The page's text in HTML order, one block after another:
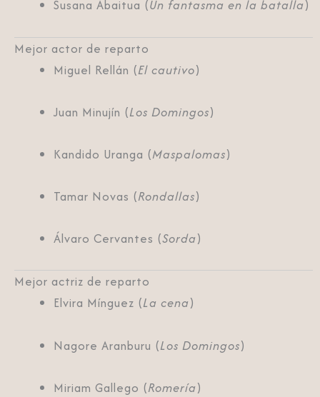
Susana Abaitua (Un fantasma en la batalla)
Mejor actor de reparto
Miguel Rellán (El cautivo)
Juan Minujín (Los Domingos)
Kandido Uranga (Maspalomas)
Tamar Novas (Rondallas)
Álvaro Cervantes (Sorda)
Mejor actriz de reparto
Elvira Mínguez (La cena)
Nagore Aranburu (Los Domingos)
Miriam Gallego (Romería)